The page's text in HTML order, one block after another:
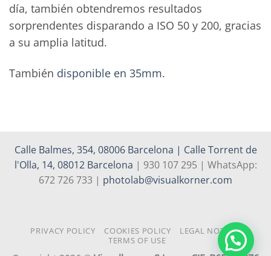
día, también obtendremos resultados
sorprendentes disparando a ISO 50 y 200, gracias
a su amplia latitud.
También disponible en 35mm.
Calle Balmes, 354, 08006 Barcelona | Calle Torrent de
l'Olla, 14, 08012 Barcelona | 930 107 295 | WhatsApp:
672 726 733 | photolab@visualkorner.com
PRIVACY POLICY COOKIES POLICY
LEGAL NOTICE
TERMS OF USE